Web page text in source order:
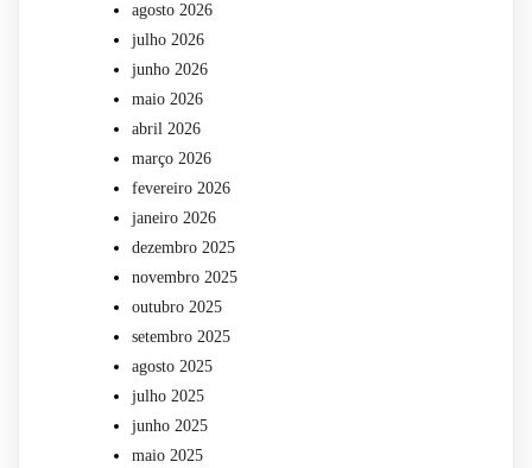
agosto 2026
julho 2026
junho 2026
maio 2026
abril 2026
março 2026
fevereiro 2026
janeiro 2026
dezembro 2025
novembro 2025
outubro 2025
setembro 2025
agosto 2025
julho 2025
junho 2025
maio 2025